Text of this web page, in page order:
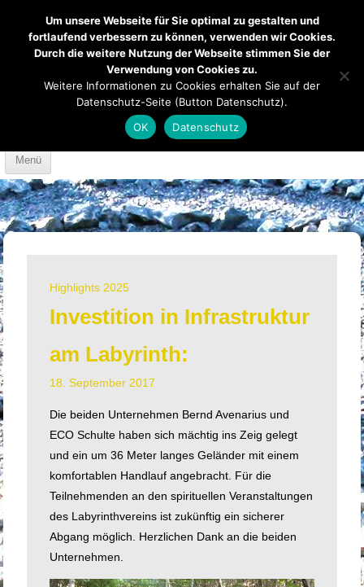
Mendener Labyrinth Kirche Über uns
Anfahrt
Menü
Skip to content
Highlights 2025
Investition in Infrastruktur
am Labyrinth:
18. September 2017
Die beiden Unternehmen Bernd Avenarius und
ECO Schulte haben sich mächtig ins Zeig gelegt
und ein um 36 Meter langes Geländer mit einem
komfortablen Handlauf angebracht. Für die
Teilnehmenden an den spirituellen Veranstaltungen
des Labyrinthvereins ist zukünftig ein sicherer
Abgang möglich. Herzlichen Dank an die beiden
Unternehmen.
Um unsere Webseite für Sie optimal zu gestalten und
fortlaufend verbessern zu können, verwenden wir Cookies.
Durch die weitere Nutzung der Webseite stimmen Sie der
Verwendung von Cookies zu.
Weitere Informationen zu Cookies erhalten Sie auf der
Datenschutz-Seite (Button Datenschutz).
OK
Datenschutz